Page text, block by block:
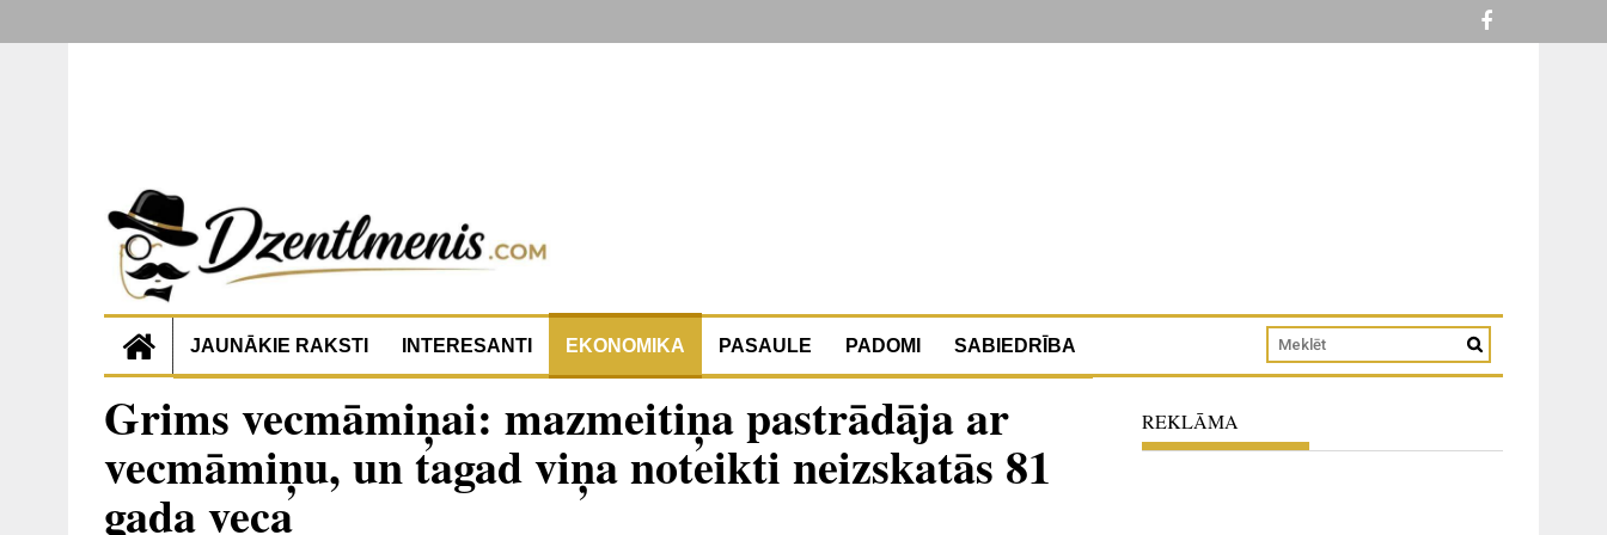
JAUNĀKIE RAKSTI INTERESANTI EKONOMIKA PASAULE PADOMI SABIEDRĪBA
Grims vecmāmiņai: mazmeitiņa pastrādāja ar
vecmāmiņu, un tagad viņa noteikti neizskatās 81
gada veca
REKLĀMA